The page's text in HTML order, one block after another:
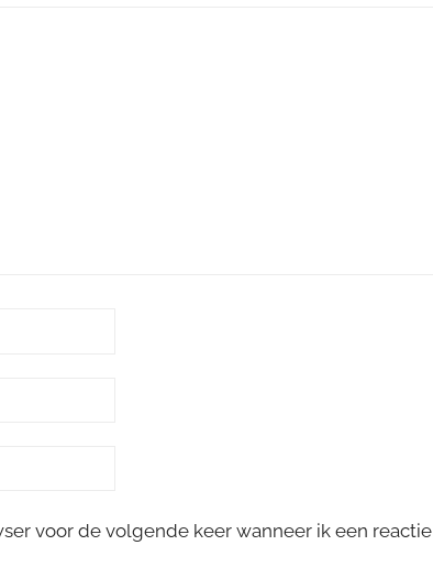
voor de volgende keer wanneer ik een reactie